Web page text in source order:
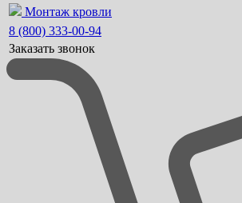
Монтаж кровли
8 (800) 333-00-94
Заказать звонок